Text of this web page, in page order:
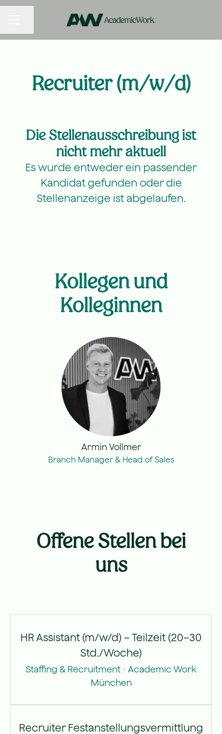
Recruiter (m/w/d)
Die Stellenausschreibung ist
nicht mehr aktuell
Es wurde entweder ein passender
Kandidat gefunden oder die
Stellenanzeige ist abgelaufen.
Kollegen und
Kolleginnen
Armin Vollmer
Branch Manager & Head of Sales
Offene Stellen bei
uns
HR Assistant (m/w/d) – Teilzeit (20–30
Std./Woche)
Staffing & Recruitment · Academic Work
München
Recruiter Festanstellungsvermittlung